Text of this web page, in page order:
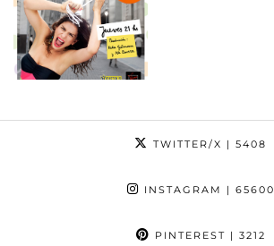
TWITTER/X | 5408
INSTAGRAM | 65600
PINTEREST | 3212